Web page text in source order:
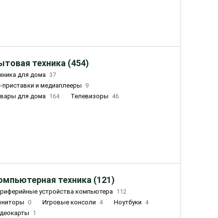
техника (454)
для дома 37
приставки и медиаплееры
9
для дома 164 Телевизоры 46
техника (121)
устройства компьютера 112
0 Игровые консоли 4 Ноутбуки 4
1